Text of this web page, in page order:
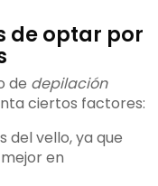
de optar por
de depilación
ciertos factores:
del vello, ya que
en